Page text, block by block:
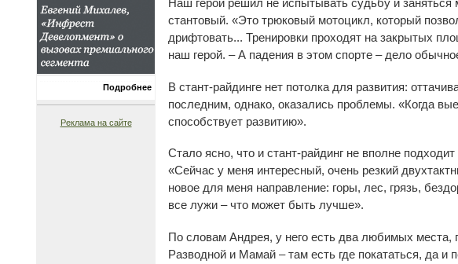
Подробнее
Реклама на сайте
Наш герой решил не испытывать судьбу и
стантовый. «Это трюковый мотоцикл, который
дрифтовать... Тренировки проходят на закрытых
наш герой. – А падения в этом спорте – дело
В стант-райдинге нет потолка для развития:
последним, однако, оказались проблемы. «Когда
способствует развитию».
Стало ясно, что и стант-райдинг не вполне
«Сейчас у меня интересный, очень резкий
новое для меня направление: горы, лес, грязь,
все лужи – что может быть лучше».
По словам Андрея, у него есть два любимых места,
Разводной и Мамай – там есть где покататься, да и